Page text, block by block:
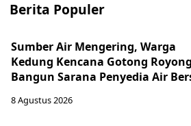
Berita Populer
Sumber Air Mengering, Warga
Kedung Kencana Gotong Royong
Bangun Sarana Penyedia Air
8 Agustus 2026